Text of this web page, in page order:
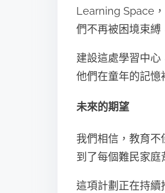
Learning Space
們不再被困境束縛
建設這處學習中
他們在童年的記憶
未來的期望
我們相信，教育
到了每個難民家庭
這項計劃正在持續